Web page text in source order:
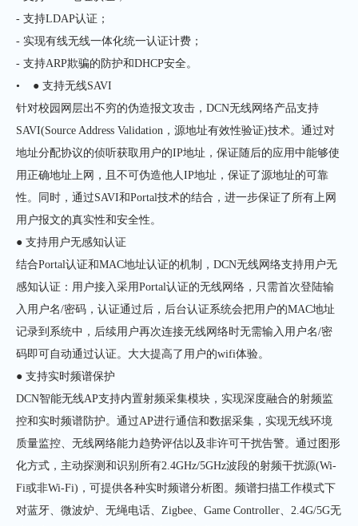
- 支持LDAP认证；
- 实现有线无线一体化统一认证计费；
- 支持ARP欺骗的防护和DHCP安全。
• ● 支持无线SAVI
针对校园网层出不穷的伪造报文攻击，DCN无线网络产品支持
SAVI(Source Address Validation，源地址有效性验证)技术。通过对
地址分配协议的侦听获取用户的IP地址，保证随后的应用中能够使
用正确地址上网，且不可伪造他人IP地址，保证了源地址的可靠
性。同时，通过SAVI和Portal技术的结合，进一步保证了所有上网
用户报文的真实性和安全性。
● 支持用户无感知认证
结合Portal认证和MAC地址认证的机制，DCN无线网络支持用户无
感知认证：用户接入采用Portal认证的无线网络，只需首次登陆输
入用户名/密码，认证通过后，后台认证系统会把用户的MAC地址
记录到系统中，后续用户再次连接无线网络时无需输入用户名/密
码即可自动通过认证。大大提高了用户的wifi体验。
● 支持实时频谱保护
DCN智能无线AP支持内置射频采集模块，实现深度融合的射频监
控和实时频谱防护。通过AP进行通信和数据采集，实现无线环境
质量监控、无线网络能力趋势评估以及非许可干扰告警。通过图形
化方式，主动探测和识别所有2.4GHz/5GHz波段的射频干扰源(Wi-
Fi或非Wi-Fi)，可提供各种实时频谱分析图。频谱扫描工作模式下
对蓝牙、微波炉、无绳电话、Zigbee、Game Controller、2.4G/5G无